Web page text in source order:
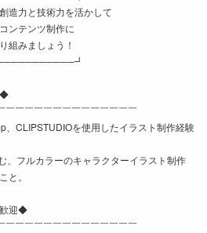
造力と技術力を活かして
ンテンツ制作に
組みましょう！
◆
￣￣￣￣￣￣￣￣￣￣￣￣￣￣
、CLIPSTUDIOを使用したイラスト制作経験
、フルカラーのキャラクターイラスト制作
と。
迎◆
￣￣￣￣￣￣￣￣￣￣￣￣￣￣